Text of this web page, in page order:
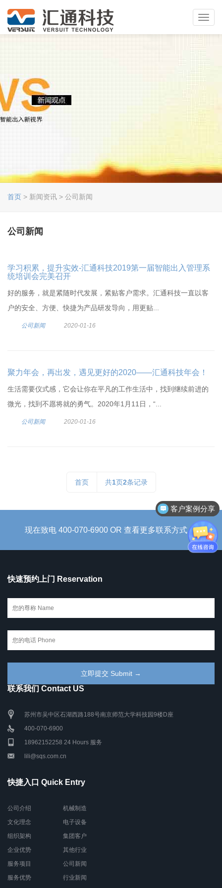
首页 > 新闻资讯 > 公司新闻
公司新闻
学习积累，提升实效-汇通科技2019第一届智能出入管理系
统培训会完美召开
好的服务，就是紧随时代发展，紧贴客户需求。汇通科技一直以客
户的安全、方便、快捷为产品研发导向，用更贴...
公司新闻 2020-01-16
聚力年会，再出发，遇见更好的2020——汇通科技年会！
生活需要仪式感，它会让你在平凡的工作生活中，找到继续前进的
微光，找到不愿将就的勇气。2020年1月11日，“...
公司新闻 2020-01-16
首页 共1页2条记录
现在致电 400-070-6900 OR 查看更多联系方式 →
快速预约上门 Reservation
联系我们 Contact US
苏州市吴中区石湖西路188号南京师范大学科技园9楼D座
400-070-6900
18962152258 24 Hours 服务
lili@sqs.com.cn
快捷入口 Quick Entry
公司介绍
文化理念
组织架构
企业优势
服务项目
服务优势
机械制造
电子设备
集团客户
其他行业
公司新闻
行业新闻
客户案例分享